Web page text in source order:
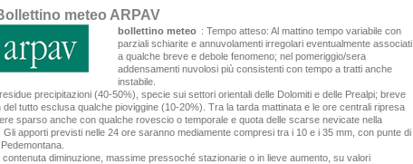
meteo ARPAV
bollettino meteo : Tempo atteso: Al mattino tempo variabile con
parziali schiarite e annuvolamenti irregolari eventualmente associati
a qualche breve e debole fenomeno; nel pomeriggio/sera
addensamenti nuvolosi più consistenti con tempo a tratti anche
instabile.
precipitazioni (40-50%), specie sui settori orientali delle Dolomiti e delle Prealpi; breve
tutto esclusa qualche pioviggine (10-20%). Tra la tarda mattinata e le ore centrali ripresa
sparso anche con qualche rovescio o temporale e quota delle scarse nevicate nella
apporti previsti nelle 24 ore saranno mediamente compresi tra i 10 e i 35 mm, con punte di
contenuta diminuzione, massime pressoché stazionarie o in lieve aumento, su valori